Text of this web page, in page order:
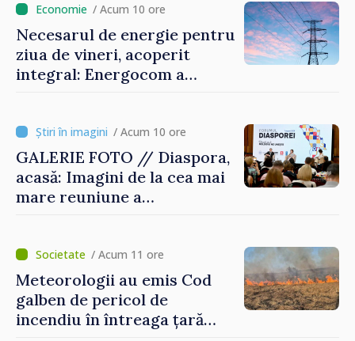
/ Acum 10 ore
Necesarul de energie pentru
ziua de vineri, acoperit
integral: Energocom a
/ Acum 10 ore
GALERIE FOTO // Diaspora,
acasă: Imagini de la cea mai
mare reuniune a
/ Acum 11 ore
Meteorologii au emis Cod
galben de pericol de
incendiu în întreaga țară